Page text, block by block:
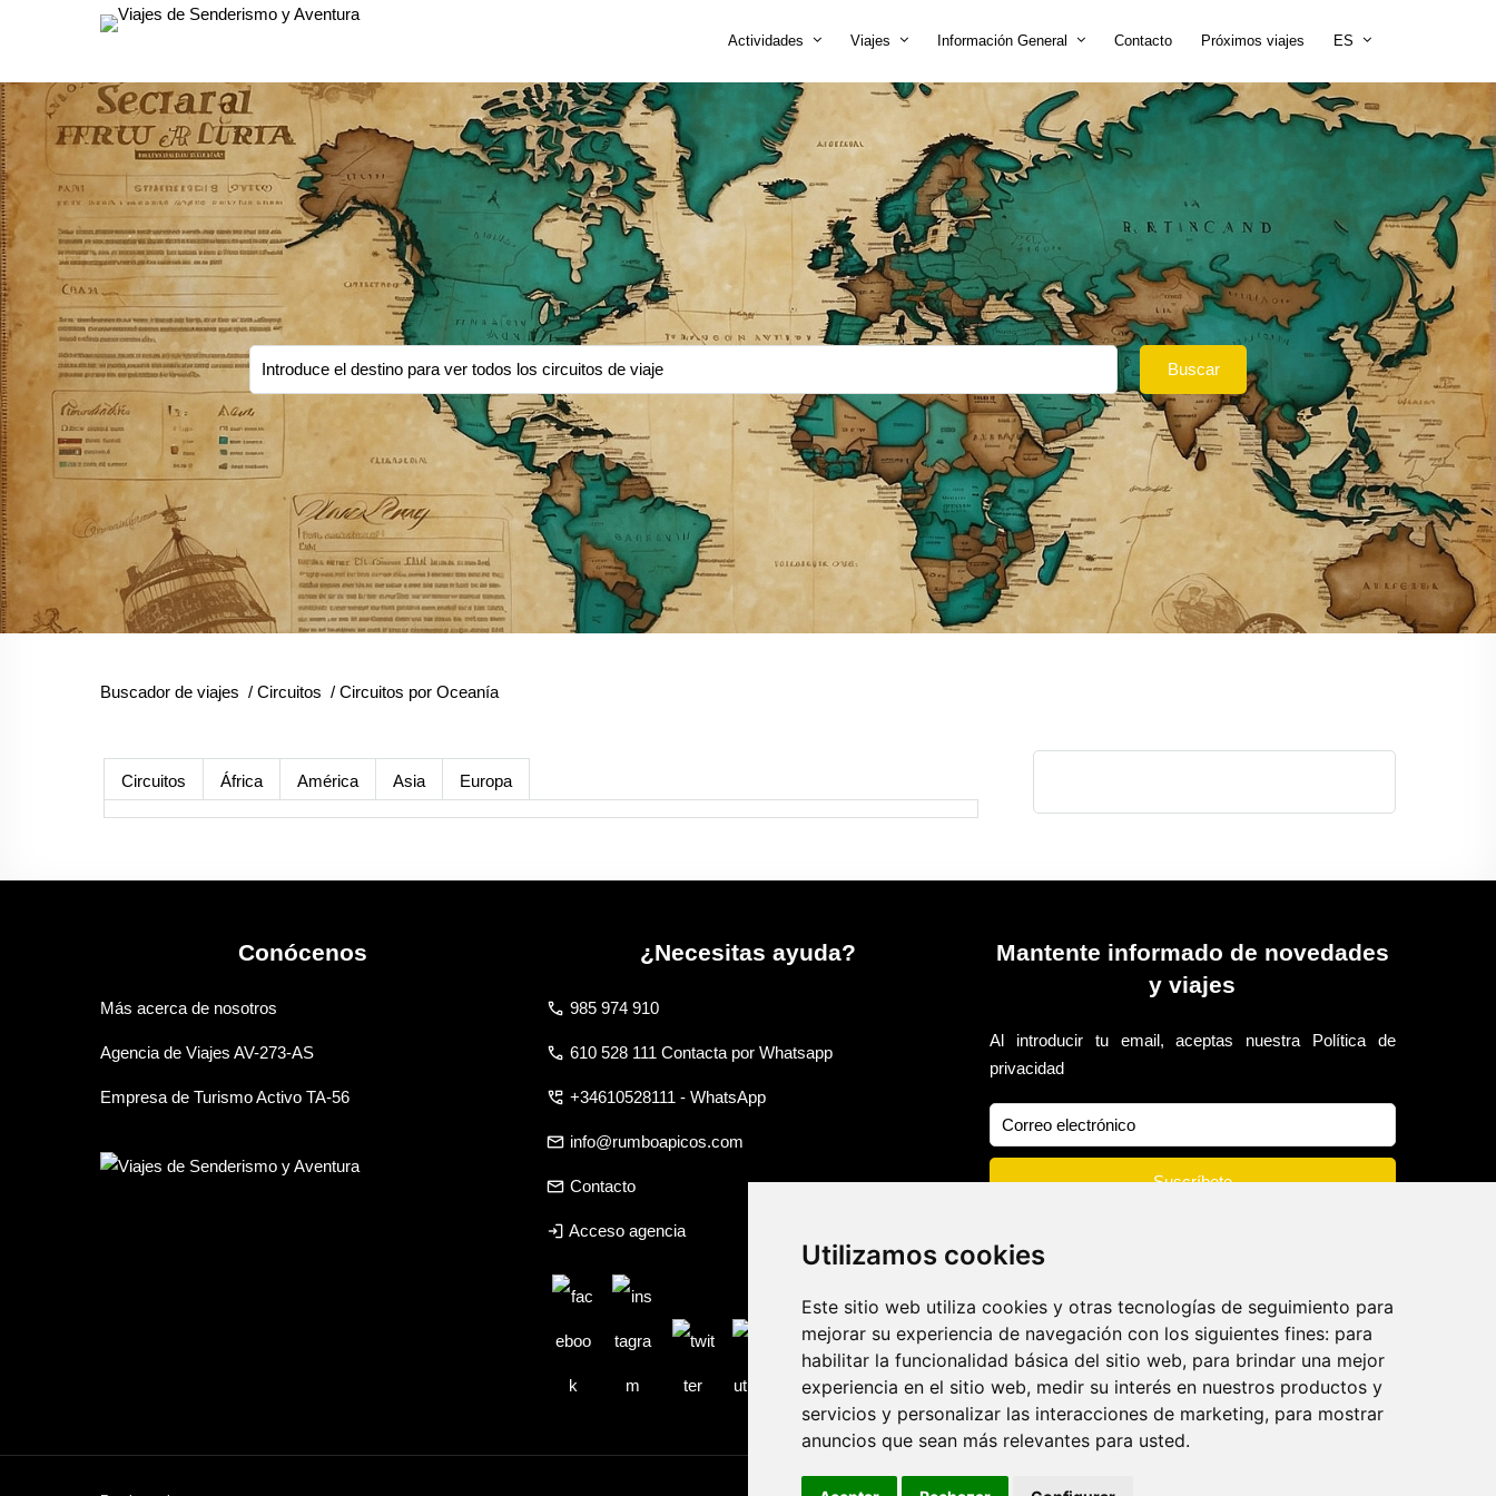
Utilizamos cookies
Este sitio web utiliza cookies y otras tecnologías de seguimiento para
mejorar su experiencia de navegación con los siguientes fines: para
habilitar la funcionalidad básica del sitio web, para brindar una mejor
experiencia en el sitio web, medir su interés en nuestros productos y
servicios y personalizar las interacciones de marketing, para mostrar
anuncios que sean más relevantes para usted.
Actividades Viajes Información General Contacto Próximos viajes ES
Buscar
Buscador de viajes / Circuitos / Circuitos por Oceanía
Circuitos África América Asia Europa
Conócenos
Más acerca de nosotros
Agencia de Viajes AV-273-AS
Empresa de Turismo Activo TA-56
¿Necesitas ayuda?
call 985 974 910
call 610 528 111 Contacta por Whatsapp
perm_phone_msg +34610528111 - WhatsApp
email info@rumboapicos.com
email Contacto
login Acceso agencia
Mantente informado de novedades
y viajes
Al introducir tu email, aceptas nuestra Política de
privacidad